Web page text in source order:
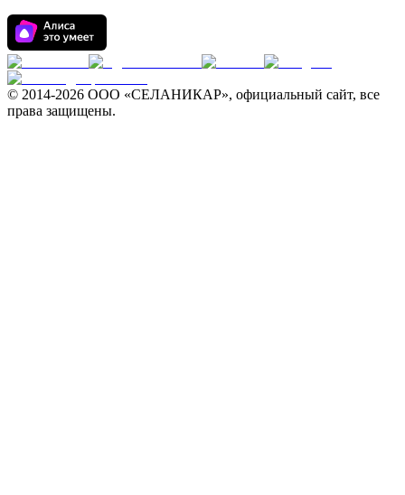
© 2014-2026 ООО «СЕЛАНИКАР», официальный сайт, все
права защищены.